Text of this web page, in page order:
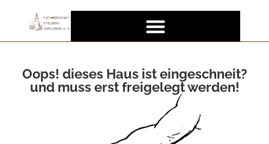
Oops! dieses Haus ist eingeschneit?
und muss erst freigelegt werden!